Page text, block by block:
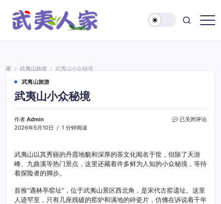
家
家 / 武夷山旅游 /
武夷山小众秘境
武夷山旅游
武夷山小众秘境
作者 Admin
2026年5月10日
1 分钟阅读
武
众
秘
境
已关闭评论
武夷山以其秀丽的丹霞地貌和深厚的茶文化闻名于世，但除了天游
峰、九曲溪等热门景点，这里还藏着许多鲜为人知的小众秘境，等待
着探险者的脚步。
首推“遇林亭窑址”，位于武夷山景区西北角，是宋代古窑遗址。这里
人迹罕至，只有几座残破的窑炉和满地的碎瓷片，仿佛在诉说着千年